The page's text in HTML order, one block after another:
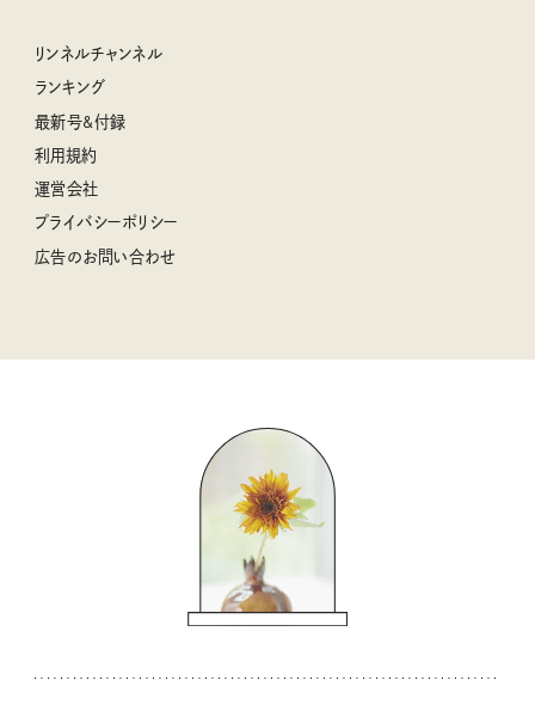
クラフトビール案内
リンネル 暮らしの道具大賞
ナチュラルメイクレッスン
喜ばれる贈り物手帖
中沢元紀の板前さん入門
空想喫茶トラノコクさんのあの店この店、喫茶訪問日記
圷みほさんのゆるっと週末キャンプ通信
豆柴・まもるくんの旅日記
柳沢小実さんのお散歩するようなゆるり旅
valoさんのかわいいもの探し
コウケンテツのヒトワザ巡り
ノーラのフィンランド旅気分
吉田羊さんの着物と12のアソビゴコロ
長谷川あかりさんの今週もお疲れ様つまみ
リンネル暮らし部
リンネルチャンネル
おぱんつ君のわくわく楽しい一週間占い
毎日が心地よくなるリンネルタロット
リンネルチャンネル
ランキング
最新号&付録
利用規約
運営会社
プライバシーポリシー
広告のお問い合わせ